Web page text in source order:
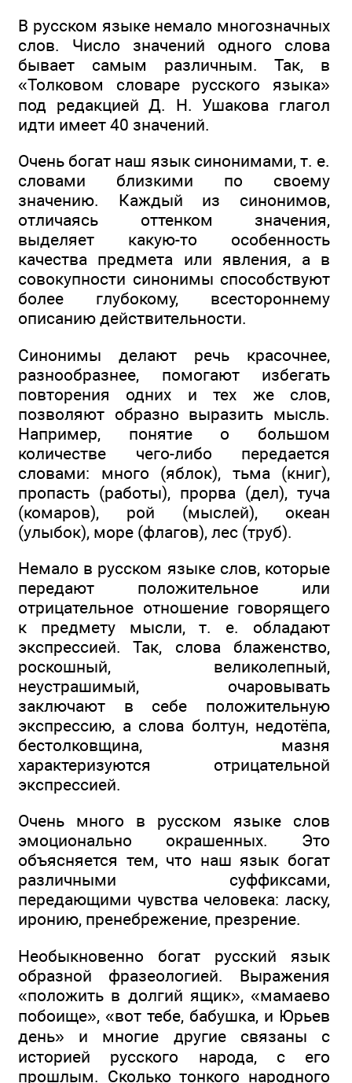
В русском языке немало многозначных
слов. Число значений одного слова
бывает самым различным. Так, в
«Толковом словаре русского языка»
под редакцией Д. Н. Ушакова глагол
идти имеет 40 значений.
Очень богат наш язык синонимами, т. е.
словами близкими по своему
значению. Каждый из синонимов,
отличаясь оттенком значения,
выделяет какую-то особенность
качества предмета или явления, а в
совокупности синонимы способствуют
более глубокому, всестороннему
описанию действительности.
Синонимы делают речь красочнее,
разнообразнее, помогают избегать
повторения одних и тех же слов,
позволяют образно выразить мысль.
Например, понятие о большом
количестве чего-либо передается
словами: много (яблок), тьма (книг),
пропасть (работы), прорва (дел), туча
(комаров), рой (мыслей), океан
(улыбок), море (флагов), лес (труб).
Немало в русском языке слов, которые
передают положительное или
отрицательное отношение говорящего
к предмету мысли, т. е. обладают
экспрессией. Так, слова блаженство,
роскошный, великолепный,
неустрашимый, очаровывать
заключают в себе положительную
экспрессию, а слова болтун, недотёпа,
бестолковщина, мазня
характеризуются отрицательной
экспрессией.
Очень много в русском языке слов
эмоционально окрашенных. Это
объясняется тем, что наш язык богат
различными суффиксами,
передающими чувства человека: ласку,
иронию, пренебрежение, презрение.
Необыкновенно богат русский язык
образной фразеологией. Выражения
«положить в долгий ящик», «мамаево
побоище», «вот тебе, бабушка, и Юрьев
день» и многие другие связаны с
историей русского народа, с его
прошлым. Сколько тонкого народного